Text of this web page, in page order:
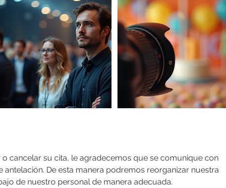
cancelar su cita, le agradecemos que se comunique con
antelación. De esta manera podremos reorganizar nuestra
de nuestro personal de manera adecuada.